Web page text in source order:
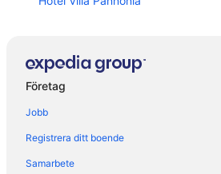
Rosa Salva Hotel
Jw Marriott Venice Resort & Spa
Unahotels Ala Venezia - Adults Only
Al Redentore di Venezia Apartments
Hotel Ai Reali di Venezia
Företag
Jobb
Registrera ditt boende
Samarbete